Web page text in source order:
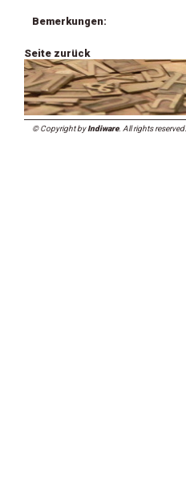
Bemerkungen:
Seite zurück
© Copyright byIndiware. All rights reserved.